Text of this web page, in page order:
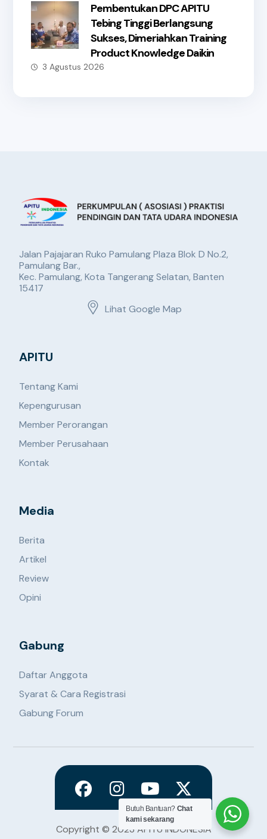
Pembentukan DPC APITU
Tebing Tinggi Berlangsung
Sukses, Dimeriahkan Training
Product Knowledge Daikin
3 Agustus 2026
Jalan Pajajaran Ruko Pamulang Plaza Blok D No.2,
Pamulang Bar.,
Kec. Pamulang, Kota Tangerang Selatan, Banten
15417
Lihat Google Map
APITU
Tentang Kami
Kepengurusan
Member Perorangan
Member Perusahaan
Kontak
Media
Berita
Artikel
Review
Opini
Gabung
Daftar Anggota
Syarat & Cara Registrasi
Gabung Forum
Copyright © 2023 APITU INDONESIA
Butuh Bantuan? Chat
kami sekarang